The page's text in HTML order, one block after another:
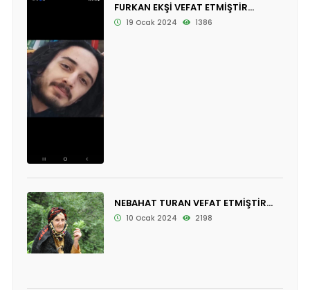
FURKAN EKŞİ VEFAT ETMİŞTİR...
19 Ocak 2024 1386
NEBAHAT TURAN VEFAT ETMİŞTİR...
10 Ocak 2024 2198